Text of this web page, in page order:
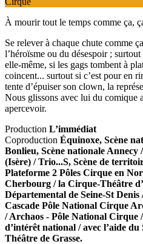
À mourir tout le temps comme ça,
Se relever à chaque chute comme
l’héroïsme ou du désespoir ;
elle-même, si les gags tombent à
coincent... surtout si c’est pour en
tente d’épuiser son clown, la
Nous glissons avec lui du comique
apercevoir.
Production L’immédiat
Coproduction Équinoxe, Scène
Bonlieu, Scène nationale Annecy
(Isère) / Trio...S, Scène de
Plateforme 2 Pôles Cirque en
Cherbourg / la Cirque-Théâtre
Départemental de Seine-St
Cascade Pôle National Cirque
/ Archaos - Pôle National Cirque
d’intérêt national / avec l’aide
Théâtre de Grasse.